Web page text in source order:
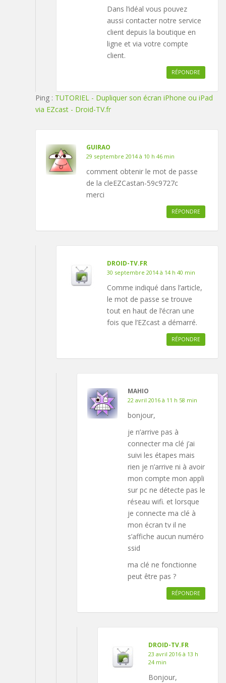
Dans l’idéal vous pouvez
aussi contacter notre service
client depuis la boutique en
ligne et via votre compte
client.
RÉPONDRE
Ping : TUTORIEL - Dupliquer son écran iPhone ou iPad
via EZcast - Droid-TV.fr
GUIRAO
29 septembre 2014 à 10 h 46 min
comment obtenir le mot de passe
de la cleEZCastan-59c9727c
merci
RÉPONDRE
DROID-TV.FR
30 septembre 2014 à 14 h 40 min
Comme indiqué dans l’article,
le mot de passe se trouve
tout en haut de l’écran une
fois que l’EZcast a démarré.
RÉPONDRE
MAHIO
22 avril 2016 à 11 h 58 min
bonjour,
je n’arrive pas à
connecter ma clé j’ai
suivi les étapes mais
rien je n’arrive ni à avoir
mon compte mon appli
sur pc ne détecte pas le
réseau wifi. et lorsque
je connecte ma clé à
mon écran tv il ne
s’affiche aucun numéro
ssid
ma clé ne fonctionne
peut être pas ?
RÉPONDRE
DROID-TV.FR
23 avril 2016 à 13 h
24 min
Bonjour,